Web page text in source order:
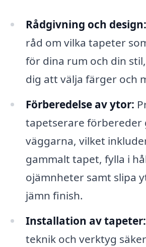
Rådgivning och design:
råd om vilka tapeter
för dina rum och din
dig att välja färger och
Förberedelse av ytor:
tapetserare förbereder
väggarna, vilket
gammalt tapet, fylla i
ojämnheter samt slipa
jämn finish.
Installation av tapeter:
teknik och verktyg